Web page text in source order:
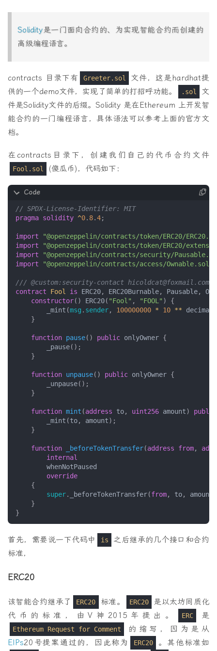
Solidity是一门面向合约的、为实现智能合约而创建的
高级编程语言。
contracts 目录下有 Greeter.sol
文件，这是hardhat提
供的一个demo文件，实现了简单的打招呼功能。
.sol
文
件是Solidity文件的后缀。Solidity 是在Ethereum 上开发智
能合约的一门编程语言，具体语法可以参考上面的官方文
档。
在contracts目录下，创建我们自己的代币合约文件
Fool.sol (傻瓜币)，代码如下：
pragma solidity ^0. 8.4;
import
"@openzeppelin/contracts/token/ERC20/
import
"@openzeppelin/contracts/token/ERC20/
import
"@openzeppelin/contracts/security/
import
"@openzeppelin/contracts/access/Ownable.sol"
contract
Fool is ERC20, ERC20Burnable, Pausable,
constructor() ERC20( "Fool" , "FOOL" )
{
_mint (msg . sender, 100000000 * 10 **
decimals
}
function pause() public onlyOwner {
_pause();
}
function unpause() public onlyOwner {
_unpause();
}
function mint (address to, uint256 amount)
public
_mint (to, amount);
}
function _beforeTokenTransfer(address from,
internal
whenNotPaused
override
{
super. _beforeTokenTransfer(from, to, amount
}
}
首先，需要说一下代码中 is
之后继承的几个接口和合约
标准，
ERC20
该智能合约继承了 ERC20 标准。 ERC20
是以太坊同质化
代币的标准，由V神2015年提出。
ERC 是
Ethereum Request for Comment
的缩写，因为是从
EIPs20号提案通过的，因此称为 ERC20 。其他标准如